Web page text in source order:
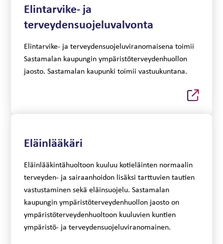
Elintarvike- ja
terveydensuojeluvalvonta
Elintarvike- ja terveydensuojeluviranomaisena toimii
Sastamalan kaupungin ympäristöterveydenhuollon
jaosto. Sastamalan kaupunki toimii vastuukuntana.
Eläinlääkäri
Eläinlääkintähuoltoon kuuluu kotieläinten normaalin
terveyden- ja sairaanhoidon lisäksi tarttuvien tautien
vastustaminen sekä eläinsuojelu. Sastamalan
kaupungin ympäristöterveydenhuollon jaosto on
ympäristöterveydenhuoltoon kuuluvien kuntien
ympäristö- ja terveydensuojeluviranomainen.